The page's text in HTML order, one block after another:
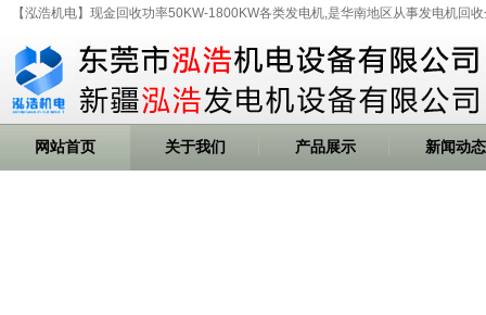
【泓浩机电】现金回收功率50KW-1800KW各类发电机,是华南地区从事发电机
网站首页 关于我们 产品展示 新闻动态